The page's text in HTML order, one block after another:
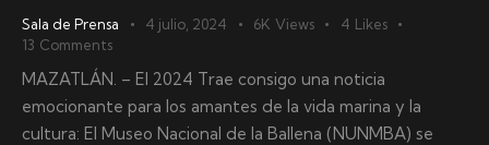
Sala de Prensa 4 julio, 2024 6K Views 4 Likes
13 Comments
MAZATLÁN. – El 2024 Trae consigo una noticia
emocionante para los amantes de la vida marina y la
cultura: El Museo Nacional de la Ballena (NUNMBA) se